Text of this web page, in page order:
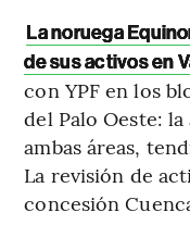
La noruega
de sus activos en
con YPF en los
del Palo Oeste:
ambas áreas,
La revisión de
concesión